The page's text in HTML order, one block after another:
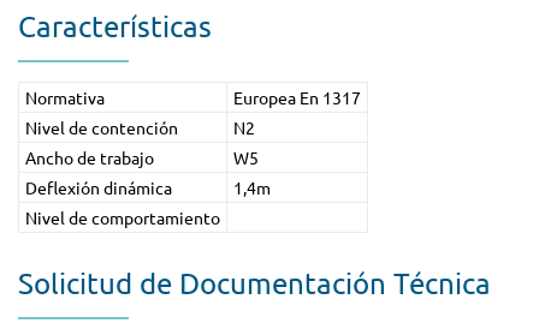
Características
Normativa
Europea En 1317
Nivel de contención
N2
Ancho de trabajo
W5
Deflexión dinámica
1,4m
Nivel de comportamiento
Solicitud de Documentación Técnica